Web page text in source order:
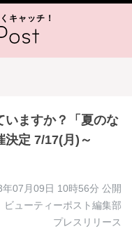
キャッチ！
いますか？「夏のな
定 7/17(月)～
年07月09日 10時56分 公開
ビューティーポスト編集部
プレスリリース